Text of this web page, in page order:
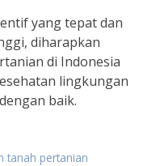
yang tepat dan
diharapkan
di Indonesia
lingkungan
baik.
tanah pertanian